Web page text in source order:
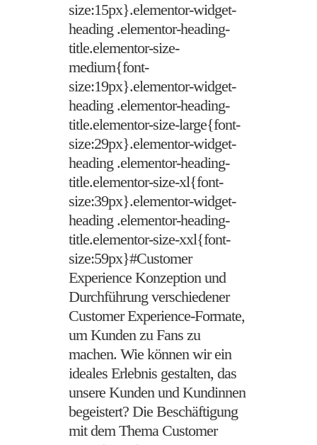
size:15px}.elementor-widget-
heading .elementor-heading-
title.elementor-size-
medium{font-
size:19px}.elementor-widget-
heading .elementor-heading-
title.elementor-size-large{font-
size:29px}.elementor-widget-
heading .elementor-heading-
title.elementor-size-xl{font-
size:39px}.elementor-widget-
heading .elementor-heading-
title.elementor-size-xxl{font-
size:59px}#Customer
Experience Konzeption und
Durchführung verschiedener
Customer Experience-Formate,
um Kunden zu Fans zu
machen. Wie können wir ein
ideales Erlebnis gestalten, das
unsere Kunden und Kundinnen
begeistert? Die Beschäftigung
mit dem Thema Customer